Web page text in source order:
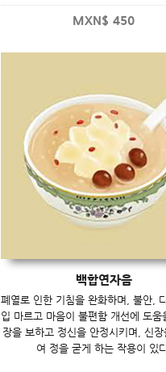
MXN$ 450
백합연자음
폐열로 인한 기침을 완화하며, 불안,
입 마르고 마음이 불편함 개선에 도움
장을 보하고 정신을 안정시키며, 신
여 정을 굳게 하는 작용이 있